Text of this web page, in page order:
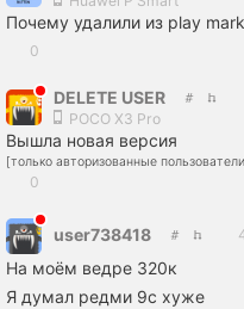
Почему удалили из play
0
DELETE USER
POCO X3 Pro
Вышла новая версия
[только авторизованные
0
user738418
На моём ведре 320к
Я думал редми 9с хуже